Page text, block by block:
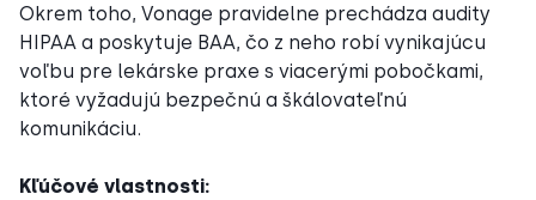
Okrem toho, Vonage pravidelne prechádza audity
HIPAA a poskytuje BAA, čo z neho robí vynikajúcu
voľbu pre lekárske praxe s viacerými pobočkami,
ktoré vyžadujú bezpečnú a škálovateľnú
komunikáciu.
Kľúčové vlastnosti: